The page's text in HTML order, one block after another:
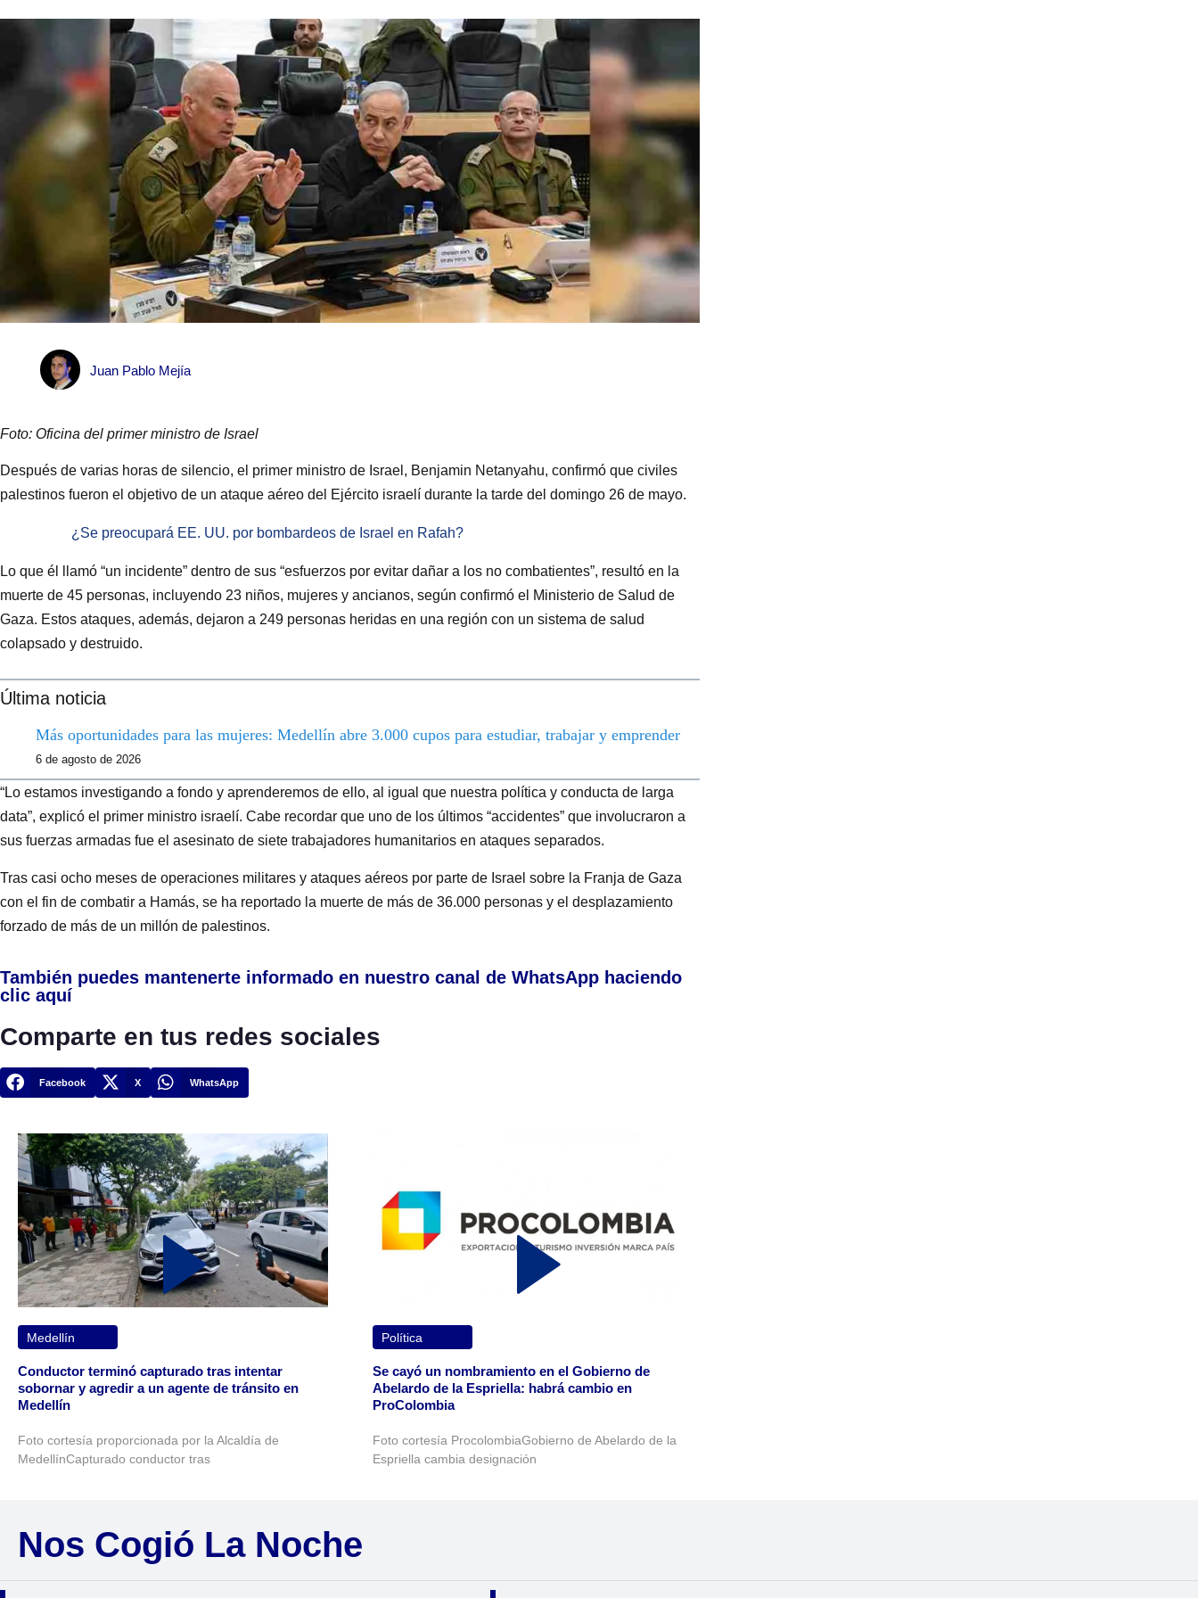
Juan Pablo Mejía
Foto: Oficina del primer ministro de Israel
Después de varias horas de silencio, el primer ministro de Israel, Benjamin Netanyahu, confirmó que civiles
palestinos fueron el objetivo de un ataque aéreo del Ejército israelí durante la tarde del domingo 26 de mayo.
¿Se preocupará EE. UU. por bombardeos de Israel en Rafah?
Lo que él llamó “un incidente” dentro de sus “esfuerzos por evitar dañar a los no combatientes”, resultó en la
muerte de 45 personas, incluyendo 23 niños, mujeres y ancianos, según confirmó el Ministerio de Salud de
Gaza. Estos ataques, además, dejaron a 249 personas heridas en una región con un sistema de salud
colapsado y destruido.
Última noticia
Más oportunidades para las mujeres: Medellín abre 3.000 cupos para estudiar, trabajar y emprender
6 de agosto de 2026
“Lo estamos investigando a fondo y aprenderemos de ello, al igual que nuestra política y conducta de larga
data”, explicó el primer ministro israelí. Cabe recordar que uno de los últimos “accidentes” que involucraron a
sus fuerzas armadas fue el asesinato de siete trabajadores humanitarios en ataques separados.
Tras casi ocho meses de operaciones militares y ataques aéreos por parte de Israel sobre la Franja de Gaza
con el fin de combatir a Hamás, se ha reportado la muerte de más de 36.000 personas y el desplazamiento
forzado de más de un millón de palestinos.
También puedes mantenerte informado en nuestro canal de WhatsApp haciendo
clic aquí
Comparte en tus redes sociales
Facebook X WhatsApp
Medellín
Conductor terminó capturado tras intentar
sobornar y agredir a un agente de tránsito en
Medellín
Foto cortesía proporcionada por la Alcaldía de
MedellínCapturado conductor tras
Política
Se cayó un nombramiento en el Gobierno de
Abelardo de la Espriella: habrá cambio en
ProColombia
Foto cortesía ProcolombiaGobierno de Abelardo de la
Espriella cambia designación
Nos Cogió La Noche